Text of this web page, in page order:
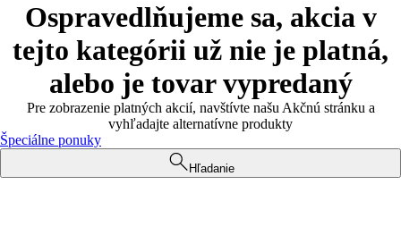
Ospravedlňujeme sa, akcia v
tejto kategórii už nie je platná,
alebo je tovar vypredaný
Pre zobrazenie platných akcií, navštívte našu Akčnú stránku a
vyhľadajte alternatívne produkty
Špeciálne ponuky
Hľadanie